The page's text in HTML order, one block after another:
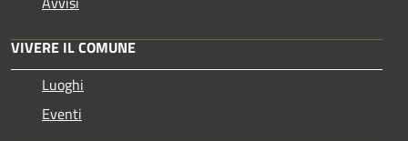
VIVERE IL COMUNE
Luoghi
Eventi